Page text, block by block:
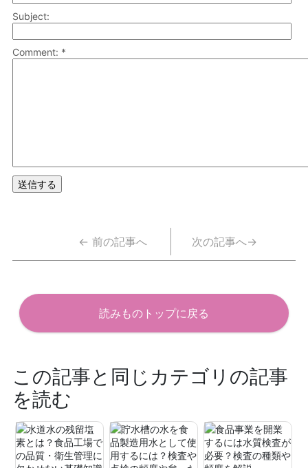
Subject:
Comment: *
← 前の記事へ 次の記事へ→
読みものトップに戻る
この記事と同じカテゴリの記事
を読む